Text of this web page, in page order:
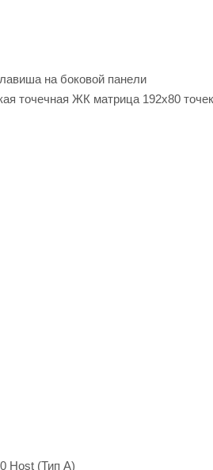
на боковой панели
точечная ЖК матрица 192х80
Host (Тип А)